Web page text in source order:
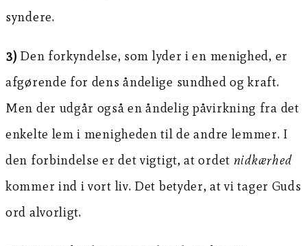
syndere.
3) Den forkyndelse, som lyder i en menighed, er
afgørende for dens åndelige sundhed og kraft.
Men der udgår også en åndelig påvirkning fra det
enkelte lem i menigheden til de andre lemmer. I
den forbindelse er det vigtigt, at ordet nidkærhed
kommer ind i vort liv. Det betyder, at vi tager Guds
ord alvorligt.